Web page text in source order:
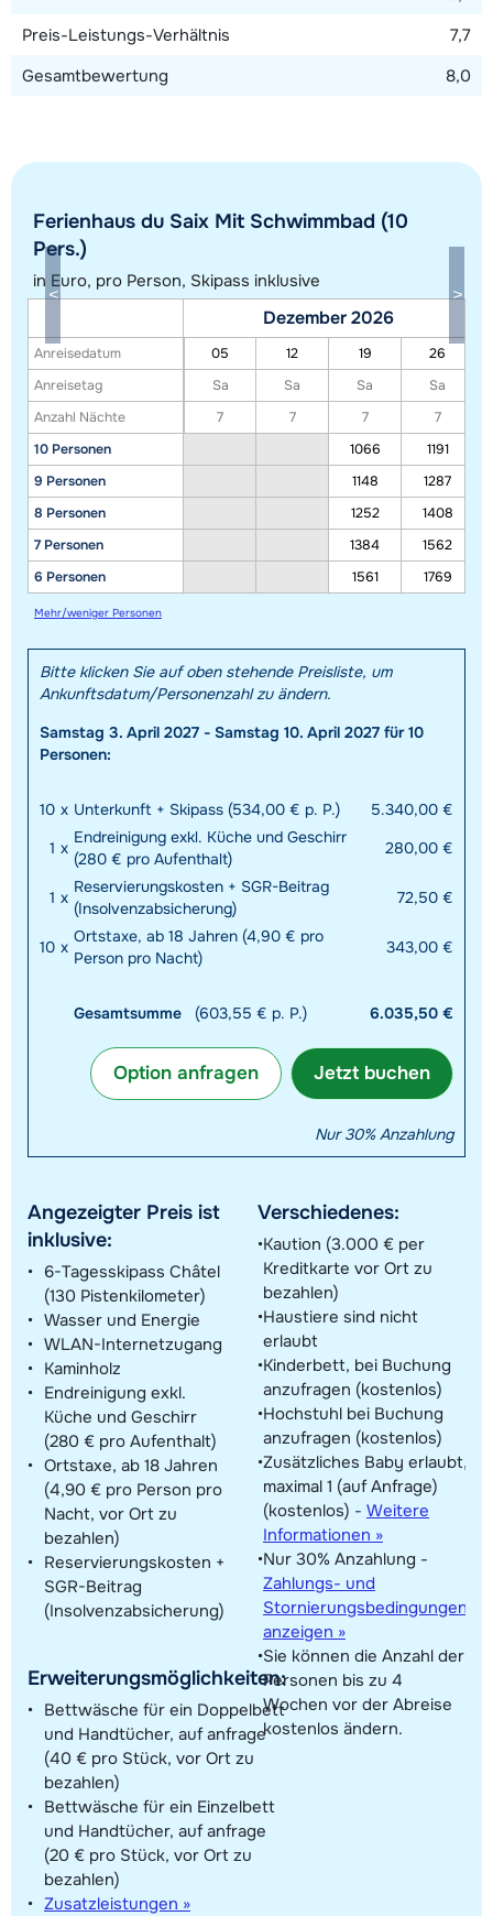
Alle Unterkünfte in diesem Gebiet anzeigen
Diese Karte zeigt eine Indikation der Lage unserer Unterkünfte. Die genaue
Lage kann jedoch abweichen.
Preis-Leistungs-Verhältnis
7,7
Gesamtbewertung
8,0
Ferienhaus du Saix Mit Schwimmbad (10
Pers.)
in Euro, pro Person, Skipass inklusive
Anreisedatum
Anreisetag
Anzahl Nächte
10 Personen
9 Personen
8 Personen
7 Personen
6 Personen
Dezember 2026
05 12 19
26
Sa
Sa Sa
Sa
7
7 7
7
1066
1191
1148
1287
1252
1408
1384
1562
1561
1769
Mehr/weniger Personen
Bitte klicken Sie auf oben stehende Preisliste, um
Ankunftsdatum/Personenzahl zu ändern.
Samstag 3. April 2027 - Samstag 10. April 2027 für 10
Personen:
10 x Unterkunft + Skipass (534,00 € p. P.)
5.340,00 €
1 x
Endreinigung exkl. Küche und Geschirr
(280 € pro Aufenthalt)
280,00 €
1 x
Reservierungskosten + SGR-Beitrag
(Insolvenzabsicherung)
72,50 €
10 x
Ortstaxe, ab 18 Jahren (4,90 € pro
Person pro Nacht)
343,00 €
Gesamtsumme (603,55 € p. P.) 6.035,50 €
Jetzt buchen
Option anfragen
Nur 30% Anzahlung
Angezeigter Preis ist
inklusive:
6-Tagesskipass Châtel
(130 Pistenkilometer)
Wasser und Energie
WLAN-Internetzugang
Kaminholz
Endreinigung exkl.
Küche und Geschirr
(280 € pro Aufenthalt)
Ortstaxe, ab 18 Jahren
(4,90 € pro Person pro
Nacht, vor Ort zu
bezahlen)
Reservierungskosten +
SGR-Beitrag
(Insolvenzabsicherung)
Erweiterungsmöglichkeiten:
Bettwäsche für ein Doppelbett
und Handtücher, auf anfrage
(40 € pro Stück, vor Ort zu
bezahlen)
Bettwäsche für ein Einzelbett
und Handtücher, auf anfrage
(20 € pro Stück, vor Ort zu
bezahlen)
Zusatzleistungen »
Verschiedenes:
Kaution (3.000 € per
Kreditkarte vor Ort zu
bezahlen)
Haustiere sind nicht
erlaubt
Kinderbett, bei Buchung
anzufragen (kostenlos)
Hochstuhl bei Buchung
anzufragen (kostenlos)
Zusätzliches Baby erlaubt,
maximal 1 (auf Anfrage)
(kostenlos) - Weitere
Informationen »
Nur 30% Anzahlung -
Zahlungs- und
Stornierungsbedingungen
anzeigen »
Sie können die Anzahl der
Personen bis zu 4
Wochen vor der Abreise
kostenlos ändern.